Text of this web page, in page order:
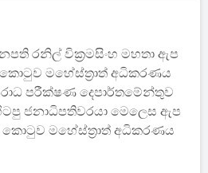
රනිල් වික්‍රමසිංහ මහතා ඇප
මහේස්ත්‍රාත් අධිකරණය
පරීක්ෂණ දෙපාර්තමේන්තුව
ජනාධිපතිවරයා මෙලෙස ඇප
කොටුව මහේස්ත්‍රාත් අධිකරණය